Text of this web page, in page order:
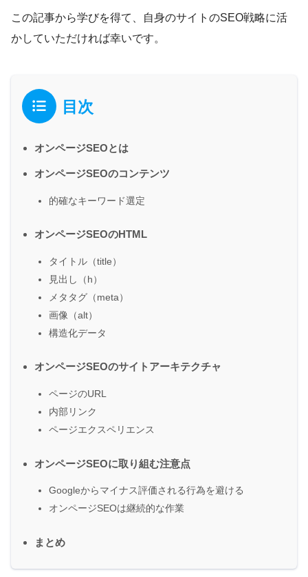
この記事から学びを得て、自身のサイトのSEO戦略に活
かしていただければ幸いです。
目次
オンページSEOとは
オンページSEOのコンテンツ
的確なキーワード選定
オンページSEOのHTML
タイトル（title）
見出し（h）
メタタグ（meta）
画像（alt）
構造化データ
オンページSEOのサイトアーキテクチャ
ページのURL
内部リンク
ページエクスペリエンス
オンページSEOに取り組む注意点
Googleからマイナス評価される行為を避ける
オンページSEOは継続的な作業
まとめ